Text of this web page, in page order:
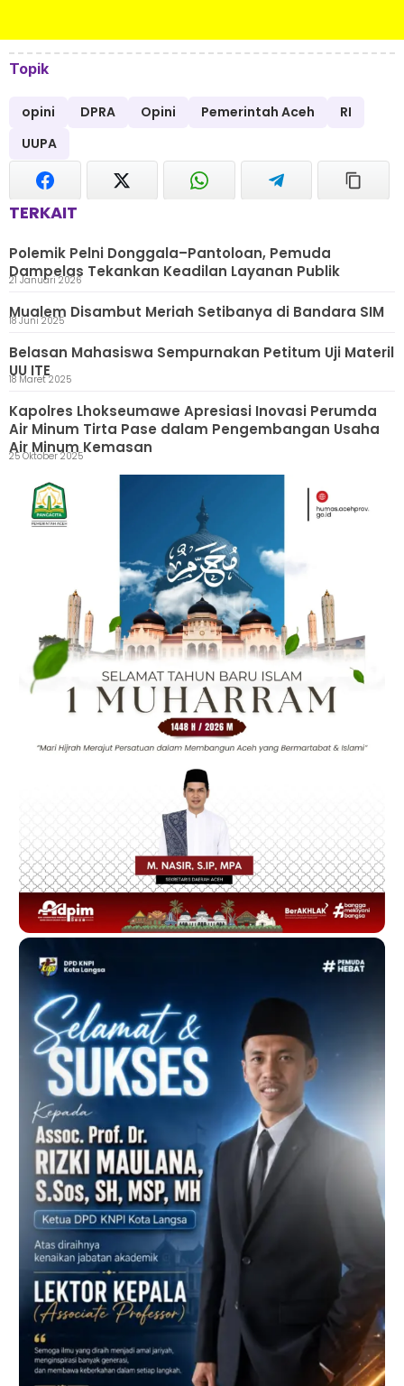
Topik
opini DPRA Opini Pemerintah Aceh
RI
UUPA
TERKAIT
Polemik Pelni Donggala–Pantoloan, Pemuda
Dampelas Tekankan Keadilan Layanan Publik
21 Januari 2026
Mualem Disambut Meriah Setibanya di Bandara SIM
18 Juni 2025
Belasan Mahasiswa Sempurnakan Petitum Uji Materil
UU ITE18 Maret 2025
Kapolres Lhokseumawe Apresiasi Inovasi Perumda
Air Minum Tirta Pase dalam Pengembangan Usaha
Air Minum Kemasan
25 Oktober 2025